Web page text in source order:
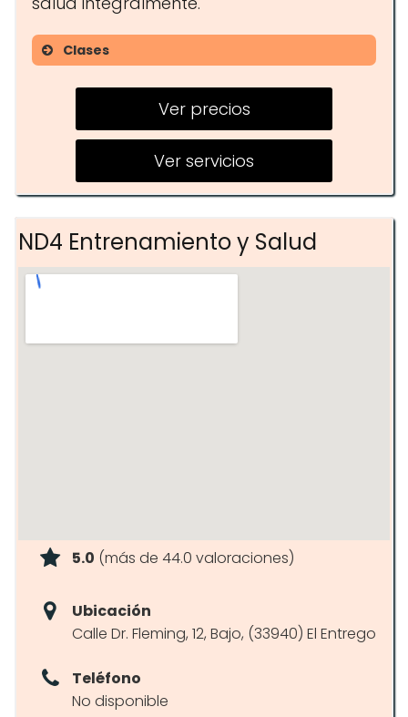
Clases
Fitness grupal
Entrenamiento personal
Clases de nutrición
Ver precios
Ver servicios
ND4 Entrenamiento y Salud
5.0 (más de 44.0 valoraciones)
Ubicación
Calle Dr. Fleming, 12, Bajo, (33940) El Entrego
Teléfono
No disponible